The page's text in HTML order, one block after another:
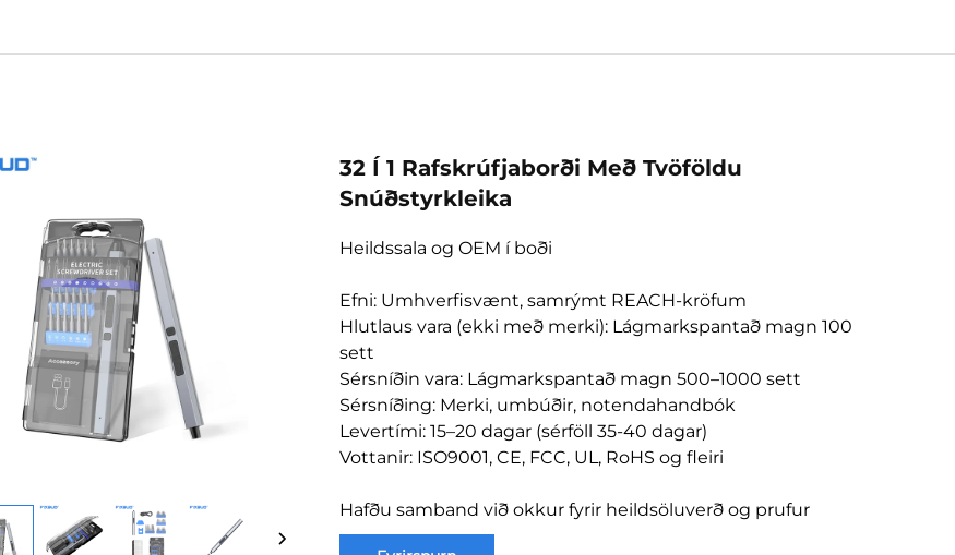
32 Í 1 Rafskrúfjaborði Með Tvöföldu
Snúðstyrkleika
Heildssala og OEM í boði
Efni: Umhverfisvænt, samrýmt REACH-kröfum
Hlutlaus vara (ekki með merki): Lágmarkspantað magn 100
sett
Sérsníðin vara: Lágmarkspantað magn 500–1000 sett
Sérsníðing: Merki, umbúðir, notendahandbók
Levertími: 15–20 dagar (sérföll 35-40 dagar)
Vottanir: ISO9001, CE, FCC, UL, RoHS og fleiri
Hafðu samband við okkur fyrir heildsöluverð og prufur